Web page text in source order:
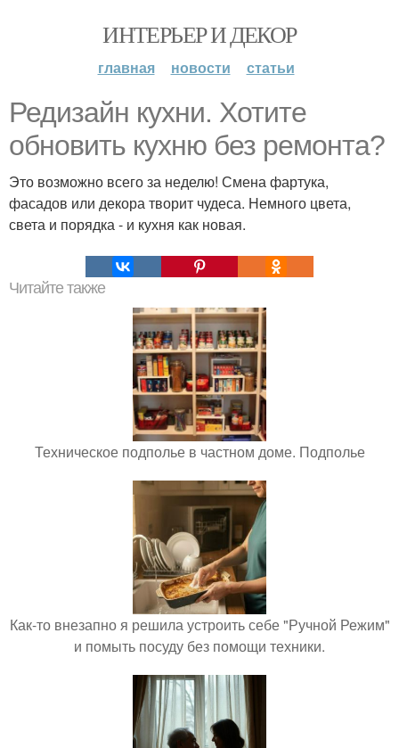
ИНТЕРЬЕР И ДЕКОР
главная новости статьи
Редизайн кухни. Хотите
обновить кухню без ремонта?
Это возможно всего за неделю! Смена фартука,
фасадов или декора творит чудеса. Немного цвета,
света и порядка - и кухня как новая.
Читайте также
Техническое подполье в частном доме. Подполье
Как-то внезапно я решила устроить себе "Ручной Режим"
и помыть посуду без помощи техники.